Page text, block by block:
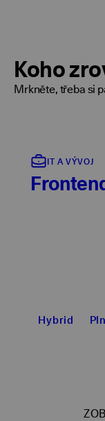
Koho
Mrkněte, třeba si
IT A VÝVOJ
Hybrid